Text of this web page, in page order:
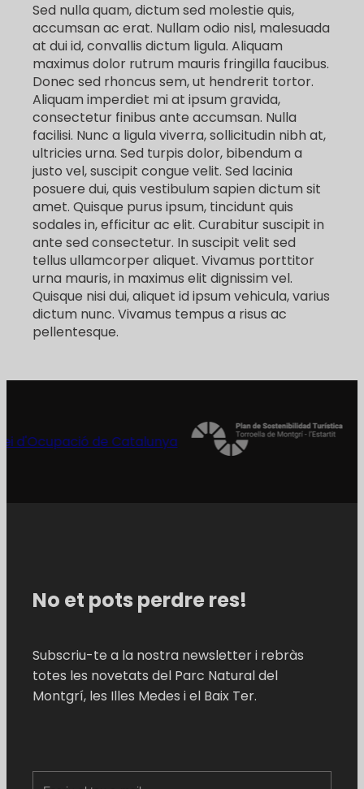
Sed nulla quam, dictum sed molestie quis,
accumsan ac erat. Nullam odio nisl, malesuada
at dui id, convallis dictum ligula. Aliquam
maximus dolor rutrum mauris fringilla faucibus.
Donec sed rhoncus sem, ut hendrerit tortor.
Aliquam imperdiet mi at ipsum gravida,
consectetur finibus ante accumsan. Nulla
facilisi. Nunc a ligula viverra, sollicitudin nibh at,
ultricies urna. Sed turpis dolor, bibendum a
justo vel, suscipit congue velit. Sed lacinia
posuere dui, quis vestibulum sapien dictum sit
amet. Quisque purus ipsum, tincidunt quis
sodales in, efficitur ac elit. Curabitur suscipit in
ante sed consectetur. In suscipit velit sed
tellus ullamcorper aliquet. Vivamus porttitor
urna mauris, in maximus elit dignissim vel.
Quisque nisi dui, aliquet id ipsum vehicula, varius
dictum nunc. Vivamus tempus a risus ac
pellentesque.
No et pots perdre res!
Subscriu-te a la nostra newsletter i rebràs
totes les novetats del Parc Natural del
Montgrí, les Illes Medes i el Baix Ter.